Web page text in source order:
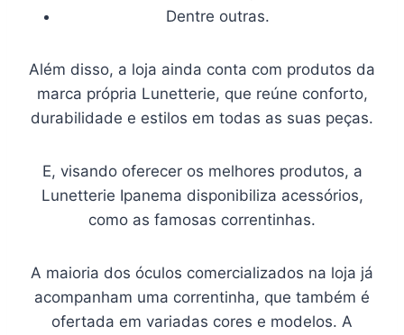
Dentre outras.
Além disso, a loja ainda conta com produtos da
marca própria Lunetterie, que reúne conforto,
durabilidade e estilos em todas as suas peças.
E, visando oferecer os melhores produtos, a
Lunetterie Ipanema disponibiliza acessórios,
como as famosas correntinhas.
A maioria dos óculos comercializados na loja já
acompanham uma correntinha, que também é
ofertada em variadas cores e modelos. A